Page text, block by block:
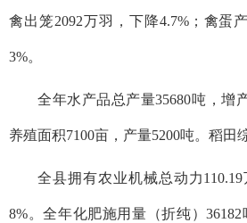
禽出笼2092万羽，下降4.7%；禽蛋
3%。
全年水产品总产量35680吨，增
养殖面积7100亩，产量5200吨。稻田
全县拥有农业机械总动力
8%。全年化肥施用量（折纯）